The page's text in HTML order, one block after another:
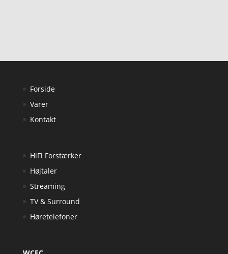
Forside
Varer
Kontakt
HiFi Forstærker
Højtaler
Streaming
TV & Surround
Høretelefoner